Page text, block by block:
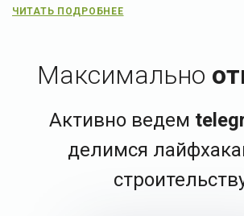
Максимально
Активно ведем
делимся
ЧИТАТЬ ПОДРОБНЕЕ